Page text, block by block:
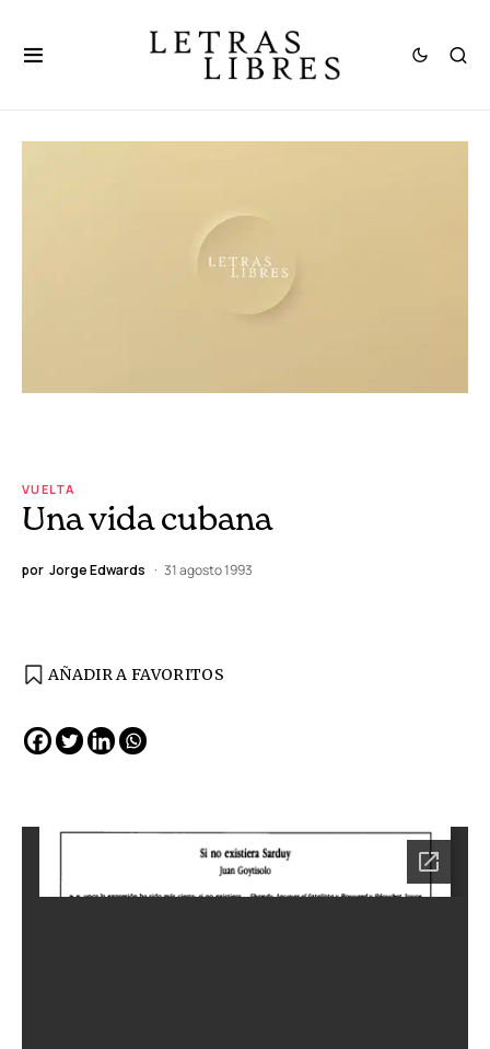
VUELTA
Una vida cubana
por Jorge Edwards 31 agosto 1993
AÑADIR A FAVORITOS